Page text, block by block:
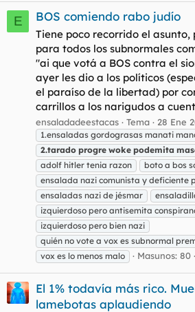
E BOS comiendo rabo judío
Tiene poco recorrido el
para todos los subnormales
"ai que votá a BOS contra el
ayer les dio a los políticos
el paraíso de la libertad) por
carrillos a los narigudos a
ensaladadeestacas Tema 28 Ene
1.ensaladas gordograsas manati
2.tarado progre woke podemita
adolf hitler tenia razon
boto a bos
ensalada nazi comunista y deficiente
ensaladas nazi de jésmar
izquierdoso pero antisemita
izquierdoso pero bien nazi
quién no vote a vox es subnormal
vox es lo menos malo
Masunos: 80
El 1% todavía más rico.
lamebotas aplaudiendo